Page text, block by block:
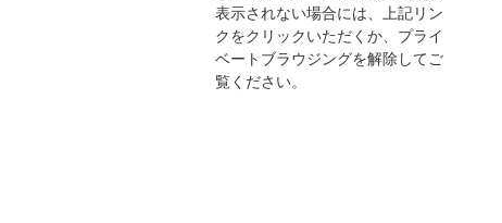
表示されない場合には、上記リン
クをクリックいただくか、プライ
ベートブラウジングを解除してご
覧ください。